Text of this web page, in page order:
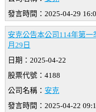
發言時間：2025-04-29
安克公告本公司114年第
月29日
日期：2025-04-22
股票代號：4188
公司名稱： 安克
發言時間：2025-04-22